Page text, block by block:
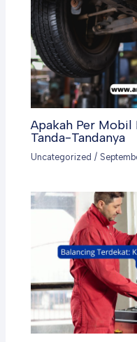
Apakah Per
Tanda-Tandanya
Uncategorized /